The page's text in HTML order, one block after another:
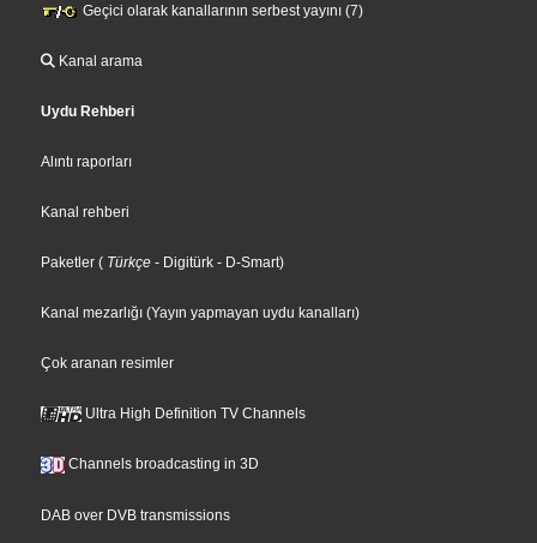
Geçici olarak kanallarının serbest yayını (7)
Kanal arama
Uydu Rehberi
Alıntı raporları
Kanal rehberi
Paketler ( Türkçe - Digitürk - D-Smart)
Kanal mezarlığı (Yayın yapmayan uydu kanalları)
Çok aranan resimler
Ultra High Definition TV Channels
Channels broadcasting in 3D
DAB over DVB transmissions